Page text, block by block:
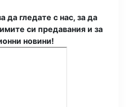
да гледате с нас, за да
си предавания и за
новини!